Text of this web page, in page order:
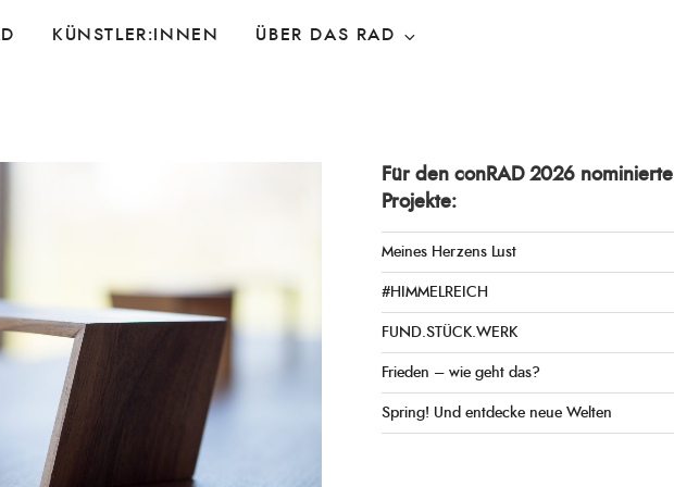
KÜNSTLER:INNEN ÜBER DAS RAD
Für den conRAD 2026 nominierte
Projekte:
Meines Herzens Lust
#HIMMELREICH
FUND.STÜCK.WERK
Frieden – wie geht das?
Spring! Und entdecke neue Welten